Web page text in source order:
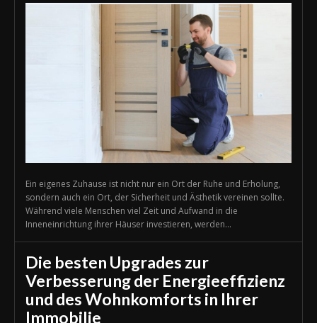
Ein eigenes Zuhause ist nicht nur ein Ort der Ruhe und Erholung,
sondern auch ein Ort, der Sicherheit und Ästhetik vereinen sollte.
Während viele Menschen viel Zeit und Aufwand in die
Inneneinrichtung ihrer Häuser investieren, werden...
Die besten Upgrades zur
Verbesserung der Energieeffizienz
und des Wohnkomforts in Ihrer
Immobilie